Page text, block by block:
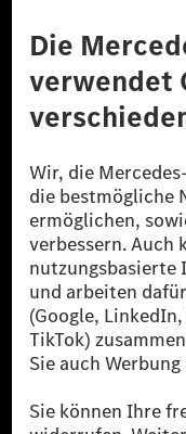
Datenschutz
© 2026 Mercedes-Benz
[1] Bilanziell CO₂-neutral
reduzierte CO₂-
zertifizierte
[2] Renewable Charging
Public in Europa, den
Ladestation noch kein
verwendet Renewable
sicher, dass für
Strommenge aus
* Inkl. EKOenergy Ökolabel